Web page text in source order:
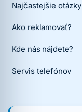
Najčastejšie otázky
Ako reklamovať?
Kde nás nájdete?
Servis telefónov